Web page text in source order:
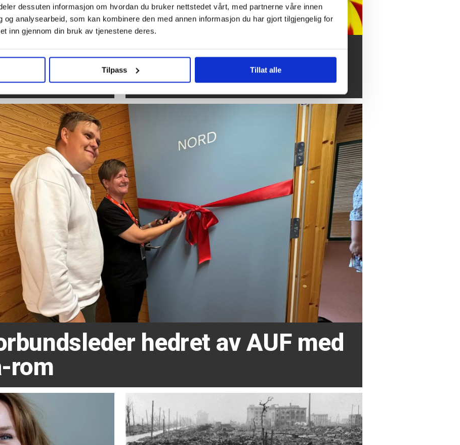
dessuten informasjon om hvordan du bruker nettstedet vårt, med partnerne våre innen
og analysearbeid, som kan kombinere den med annen informasjon du har gjort tilgjengelig for
inn gjennom din bruk av tjenestene deres.
Tilpass Tillat alle
samlet
i
går
hedret av AUF med
rom